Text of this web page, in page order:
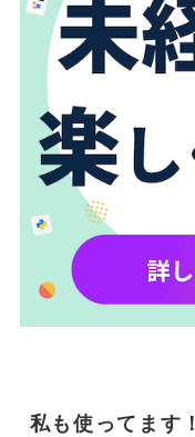
私も使ってます！